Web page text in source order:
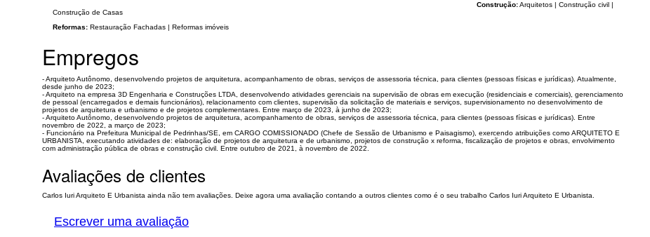
Construção:Arquitetos | Construção civil |
Construção de Casas
Reformas: Restauração Fachadas | Reformas imóveis
Empregos
- Arquiteto Autônomo, desenvolvendo projetos de arquitetura, acompanhamento de obras, serviços de assessoria técnica, para clientes (pessoas físicas e jurídicas). Atualmente,
desde junho de 2023;
- Arquiteto na empresa 3D Engenharia e Construções LTDA, desenvolvendo atividades gerenciais na supervisão de obras em execução (residenciais e comerciais), gerenciamento
de pessoal (encarregados e demais funcionários), relacionamento com clientes, supervisão da solicitação de materiais e serviços, supervisionamento no desenvolvimento de
projetos de arquitetura e urbanismo e de projetos complementares. Entre março de 2023, à junho de 2023;
- Arquiteto Autônomo, desenvolvendo projetos de arquitetura, acompanhamento de obras, serviços de assessoria técnica, para clientes (pessoas físicas e jurídicas). Entre
novembro de 2022, a março de 2023;
- Funcionário na Prefeitura Municipal de Pedrinhas/SE, em CARGO COMISSIONADO (Chefe de Sessão de Urbanismo e Paisagismo), exercendo atribuições como ARQUITETO E
URBANISTA, executando atividades de: elaboração de projetos de arquitetura e de urbanismo, projetos de construção x reforma, fiscalização de projetos e obras, envolvimento
com administração pública de obras e construção civil. Entre outubro de 2021, à novembro de 2022.
Avaliações de clientes
Carlos Iuri Arquiteto E Urbanista ainda não tem avaliações. Deixe agora uma avaliação contando a outros clientes como é o seu trabalho Carlos Iuri Arquiteto E Urbanista.
Escrever uma avaliação